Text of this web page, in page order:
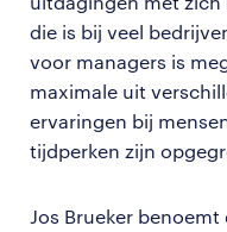
die is bij veel
voor managers is
maximale uit
ervaringen bij
tijdperken zijn
Jos Brueker